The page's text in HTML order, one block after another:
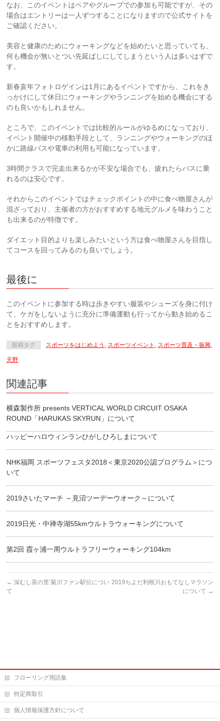
なお、このイベントはペアやグループでの参加も可能ですが、その
場合はエントリーは一人ずつすることになりますので公式サイトを
ご確認ください。
美容と健康のためにウォーキングなどを始めたいと思っていても、
何も機会が無いとつい先延ばしにしてしまうという人は多いはずで
す。
新春亥年フォトロゲインは1月にあるイベントですから、これをき
っかけにして休日にウォーキングやランニングを始める機会にする
のも良いかもしれません。
ところで、このイベントでは比較的ルールがゆるめになっており、
イベント開催中の移動手段として、ランニングやウォーキングのほ
かに路線バスや電車の利用も可能になっています。
3時間クラスで完走出来るかが不安な場合でも、疲れたらバスに乗
れるのは安心です。
それからこのイベントではチェックポイントの中に食べ物屋さんが
混ざっており、主催者の方がおすすめする地元グルメを味わうこと
も出来るのが特徴です。
ダイエット目的よりも楽しみたいという方は食べ物屋さんを目指し
てコースを回ってみるのも良いでしょう。
最後に
このイベントに参加する時は歩きやすい服装やシューズを身に付け
て、ケガをしないように充分に準備運動も行ってから動き始めるこ
とをおすすめします。
投稿タグ スポーツをはじめよう スポーツイベント スポーツ普及・振興
天野
関連記事
横森製作所 presents VERTICAL WORLD CIRCUIT OSAKA
ROUND「HARUKAS SKYRUN」について
ハッピーハロウィンランひがしひろしまについて
NHK福岡 スポーツフェスタ2018＜東京2020公認プログラム＞につ
いて
2019さいたマーチ ～見沼ツーデーウオーク～について
2019日光・中禅寺湖55kmウルトラウォーキングについて
第2回 霞ヶ浦一周ウルトラフリーウォーキング104km
← 深むし茶の里’菊川ファン駅伝につい
て
2019ちよだ利根川おもてなしマラソン
について →
フローリング用語集
特定商取引
個人情報保護方針について